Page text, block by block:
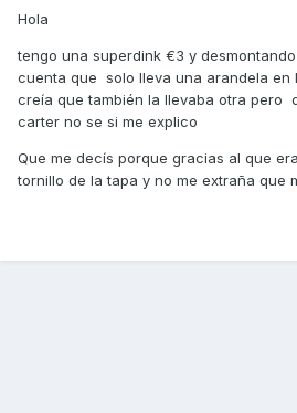
Hola
tengo una superdink €3 y
cuenta que solo lleva una arandela en
creía que también la llevaba otra pero
carter no se si me explico
Que me decís porque gracias al que
tornillo de la tapa y no me extraña que